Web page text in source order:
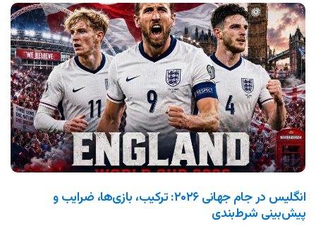
انگلیس در جام جهانی ۲۰۲۶: ترکیب، بازی‌ها، ضرایب و
پیش‌بینی شرط‌بندی